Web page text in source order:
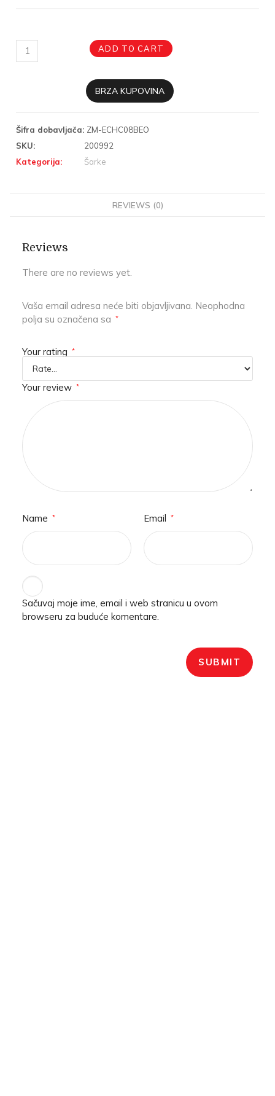
ADD TO CART
BRZA KUPOVINA
Šifra dobavljača: ZM-ECHC08BEO
SKU:
200992
Kategorija:
Šarke
REVIEWS (0)
Reviews
There are no reviews yet.
Vaša email adresa neće biti objavljivana. Neophodna
polja su označena sa
*
Your rating *
Your review *
Name * Email *
Sačuvaj moje ime, email i web stranicu u ovom
browseru za buduće komentare.